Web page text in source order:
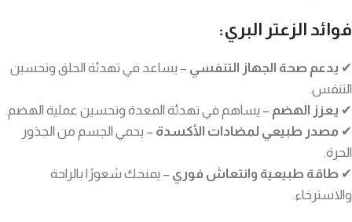
فوائد الزعتر البري:
✔ يدعم صحة الجهاز التنفسي – يساعد في تهدئة الحلق وتحسين
التنفس.
✔ يعزز الهضم – يساهم في تهدئة المعدة وتحسين عملية الهضم.
✔ مصدر طبيعي لمضادات الأكسدة – يحمي الجسم من الجذور
الحرة.
✔ طاقة طبيعية وانتعاش فوري – يمنحك شعورًا بالراحة
والاسترخاء.